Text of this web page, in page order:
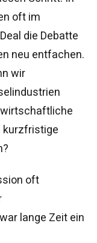
oft im
die Debatte
neu entfachen.
wir
wirtschaftliche
kurzfristige
oft
lange Zeit ein